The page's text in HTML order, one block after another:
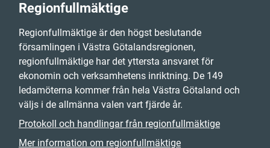
Regionfullmäktige
Regionfullmäktige är den högst beslutande
församlingen i Västra Götalandsregionen,
regionfullmäktige har det yttersta ansvaret för
ekonomin och verksamhetens inriktning. De 149
ledamöterna kommer från hela Västra Götaland och
väljs i de allmänna valen vart fjärde år.
Protokoll och handlingar från regionfullmäktige
Mer information om regionfullmäktige